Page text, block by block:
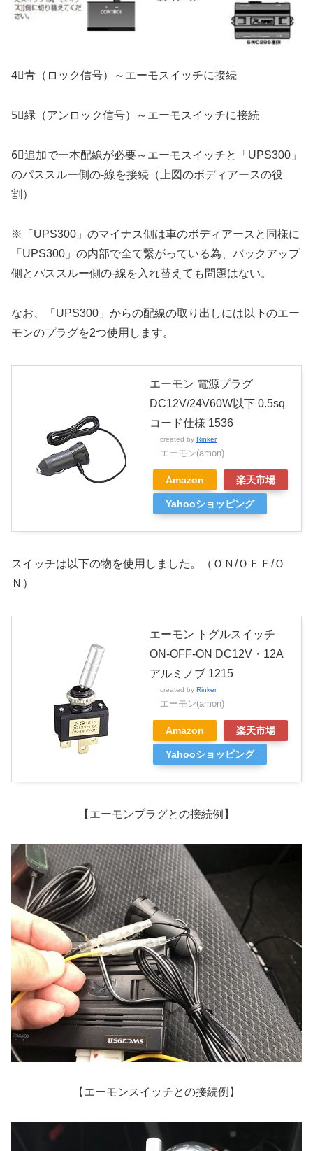
4⃣青（ロック信号）～エーモスイッチに接続
5⃣緑（アンロック信号）～エーモスイッチに接続
6⃣追加で一本配線が必要～エーモスイッチと「UPS300」
のパススルー側の-線を接続（上図のボディアースの役
割）
※「UPS300」のマイナス側は車のボディアースと同様に
「UPS300」の内部で全て繋がっている為、バックアップ
側とパススルー側の-線を入れ替えても問題はない。
なお、「UPS300」からの配線の取り出しには以下のエー
モンのプラグを2つ使用します。
エーモン 電源プラグ
DC12V/24V60W以下 0.5sq
コード仕様 1536
created by Rinker
エーモン(amon)
Amazon 楽天市場
Yahooショッピング
スイッチは以下の物を使用しました。（ＯＮ/ＯＦＦ/Ｏ
Ｎ）
エーモン トグルスイッチ
ON-OFF-ON DC12V・12A
アルミノブ 1215
created by Rinker
エーモン(amon)
Amazon 楽天市場
Yahooショッピング
【エーモンプラグとの接続例】
【エーモンスイッチとの接続例】